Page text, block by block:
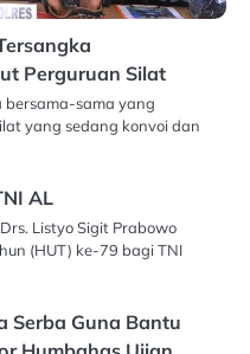
Perguruan Silat
bersama-sama yang
yang sedang konvoi dan
AL
Listyo Sigit Prabowo
(HUT) ke-79 bagi TNI
Serba Guna Bantu